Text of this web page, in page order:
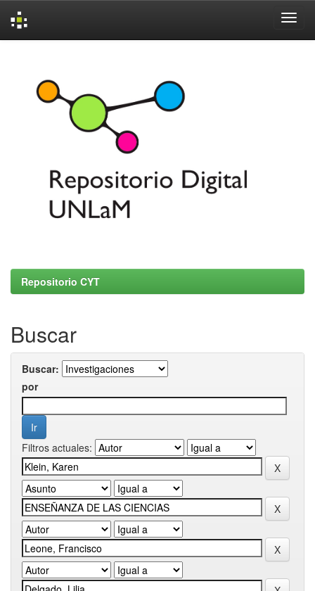
Repositorio CYT
Buscar
Buscar:
por
Filtros actuales: